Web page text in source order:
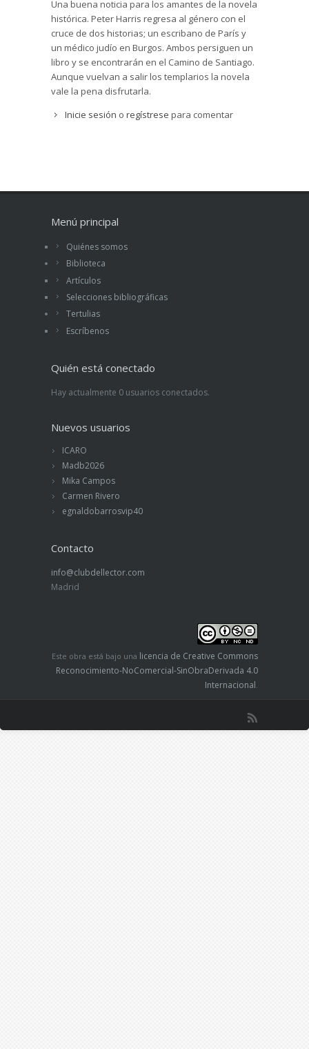
Una buena noticia para los amantes de la novela
histórica. Peter Harris regresa al género con el
cruce de dos historias; un escribano de París y
un médico judío en Burgos. Ambos persiguen un
libro y se encontrarán en el Camino de Santiago.
Aunque vuelvan a salir los templarios la novela
vale la pena disfrutarla.
Inicie sesión o regístrese para comentar
Menú principal
Quiénes somos
Biblioteca
Artículos
Selecciones bibliográficas
Tertulias
Escríbenos
Quién está conectado
Hay actualmente 0 usuarios conectados.
Nuevos usuarios
ICARO
Madb2026
Mika Campos
Carmen Rivero
egnaldobarrosvip40
Contacto
info@clubdellector.com
Madrid
Este obra está bajo una licencia de Creative Commons
Reconocimiento-NoComercial-SinObraDerivada 4.0
Internacional